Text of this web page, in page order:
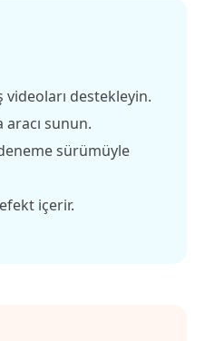
videoları destekleyin.
sunun.
sürümüyle
içerir.